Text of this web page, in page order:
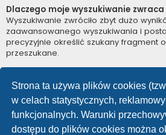
Strona ta używa plików cookies
w celach statystycznych,
funkcjonalnych. Warunki
dostępu do plików cookies można
Dlaczego moje wyszukiwanie
Wyszukiwanie zwróciło zbyt dużo
zaawansowanego wyszukiwania i
precyzyjnie określić szukany fragment
przeszukane.
Jak można wyszukać użytkowników?
Przejdź na stronę “Użytkownicy” i kliknij
użytkownika”.